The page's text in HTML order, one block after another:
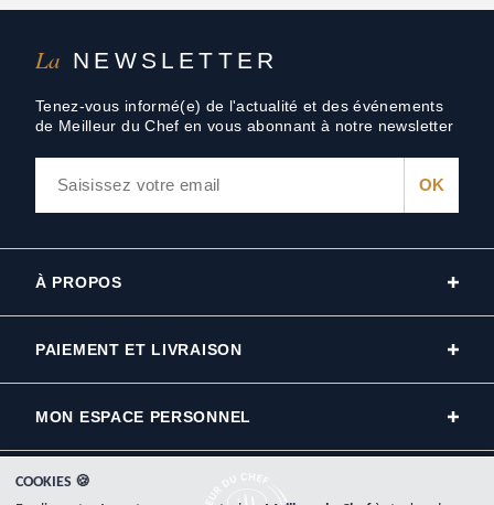
La NEWSLETTER
Tenez-vous informé(e) de l'actualité et des événements
de Meilleur du Chef en vous abonnant à notre newsletter
À PROPOS
PAIEMENT ET LIVRAISON
MON ESPACE PERSONNEL
COOKIES 🍪